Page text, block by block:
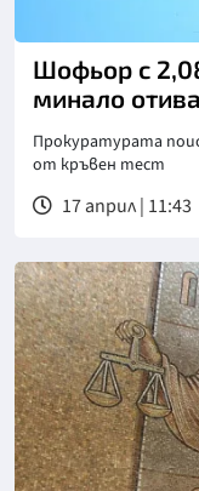
Шофьор с
минало
Прокуратурата
от кръвен тест
17 април | 11:43